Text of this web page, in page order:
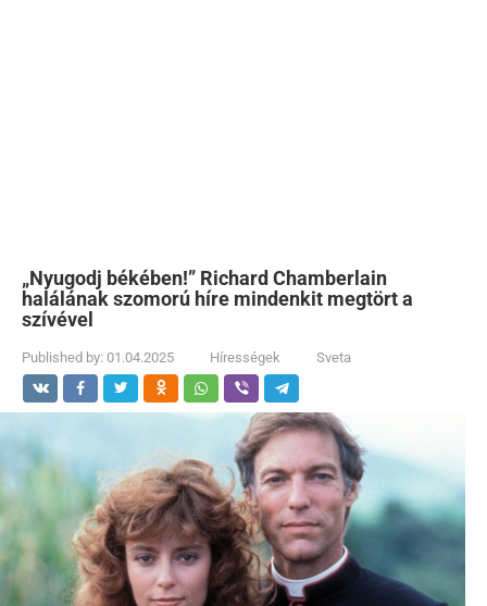
„Nyugodj békében!” Richard Chamberlain
halálának szomorú híre mindenkit megtört a
szívével
Published by: 01.04.2025 Hírességek Sveta